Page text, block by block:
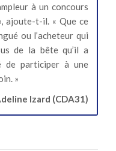
à un concours
ajoute-t-il. « Que ce
ou l’acheteur qui
de la bête qu’il a
de participer à une
»
Izard (CDA31)